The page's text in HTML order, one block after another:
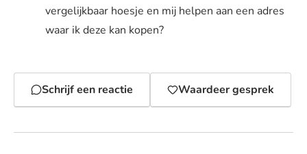
vergelijkbaar hoesje en mij helpen aan een adres
waar ik deze kan kopen?
Schrijf een reactie Waardeer gesprek